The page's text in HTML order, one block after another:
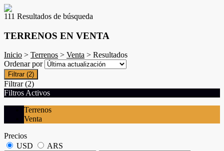
111 Resultados de búsqueda
TERRENOS EN VENTA
Inicio > Terrenos > Venta > Resultados
Ordenar por
Filtrar (2)
Filtrar (2)
Filtros Activos
Terrenos
Venta
Precios
USD
ARS